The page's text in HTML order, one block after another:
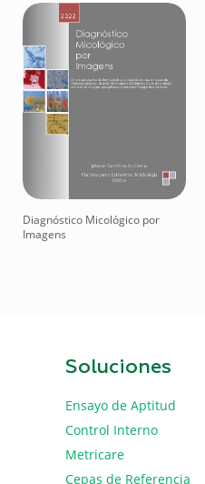
Diagnóstico Micológico por
Imagens
Soluciones
Ensayo de Aptitud
Control Interno
Metricare
Cepas de Referencia